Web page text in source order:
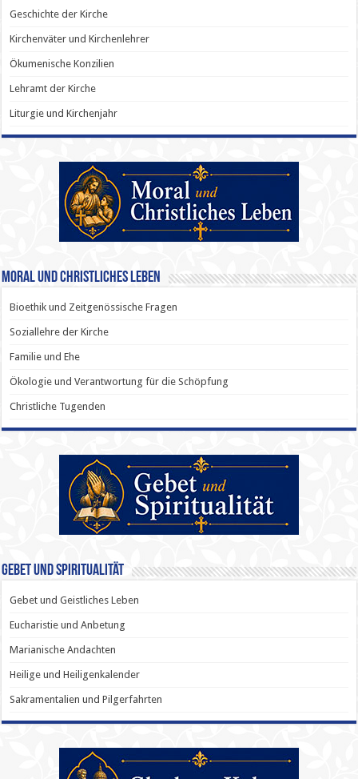
Geschichte der Kirche
Kirchenväter und Kirchenlehrer
Ökumenische Konzilien
Lehramt der Kirche
Liturgie und Kirchenjahr
Moral und Christliches Leben
Bioethik und Zeitgenössische Fragen
Soziallehre der Kirche
Familie und Ehe
Ökologie und Verantwortung für die Schöpfung
Christliche Tugenden
Gebet und Spiritualität
Gebet und Geistliches Leben
Eucharistie und Anbetung
Marianische Andachten
Heilige und Heiligenkalender
Sakramentalien und Pilgerfahrten